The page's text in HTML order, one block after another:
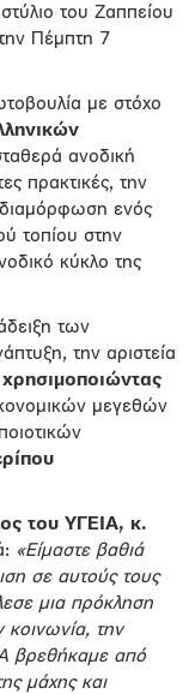
του Ζαππείου
Πέμπτη 7
με στόχο
ανοδική
πρακτικές, την
διαμόρφωση ενός
τοπίου στην
κύκλο της
των
την αριστεία
χρησιμοποιώντας
μεγεθών
του ΥΓΕΙΑ, κ.
«Είμαστε βαθιά
σε αυτούς τους
μια πρόκληση
κοινωνία, την
βρεθήκαμε από
μάχης και